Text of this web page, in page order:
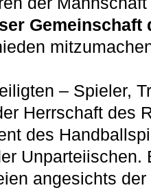
Gemeinschaft
– Spieler,
Herrschaft des
des
Unparteiischen.
angesichts